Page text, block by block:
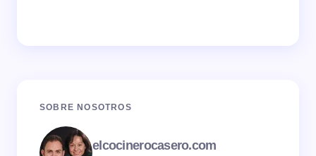
SOBRE NOSOTROS
elcocinerocasero.com